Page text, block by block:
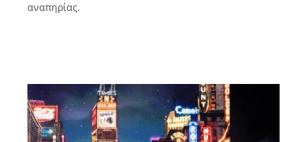
αναπηρίας.